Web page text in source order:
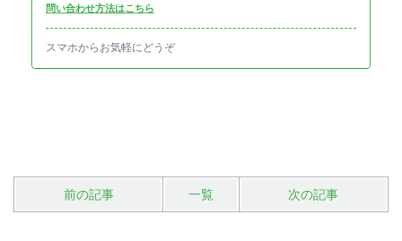
問い合わせ方法はこちら
スマホからお気軽にどうぞ
前の記事 一覧 次の記事